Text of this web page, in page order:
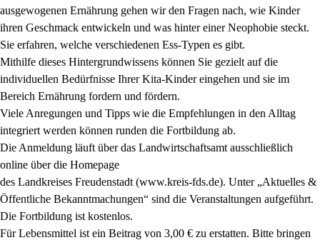
ausgewogenen Ernährung gehen wir den Fragen nach, wie Kinder
ihren Geschmack entwickeln und was hinter einer Neophobie steckt.
Sie erfahren, welche verschiedenen Ess-Typen es gibt.
Mithilfe dieses Hintergrundwissens können Sie gezielt auf die
individuellen Bedürfnisse Ihrer Kita-Kinder eingehen und sie im
Bereich Ernährung fordern und fördern.
Viele Anregungen und Tipps wie die Empfehlungen in den Alltag
integriert werden können runden die Fortbildung ab.
Die Anmeldung läuft über das Landwirtschaftsamt ausschließlich
online über die Homepage
des Landkreises Freudenstadt (www.kreis-fds.de). Unter „Aktuelles &
Öffentliche Bekanntmachungen“ sind die Veranstaltungen aufgeführt.
Die Fortbildung ist kostenlos.
Für Lebensmittel ist ein Beitrag von 3,00 € zu erstatten. Bitte bringen